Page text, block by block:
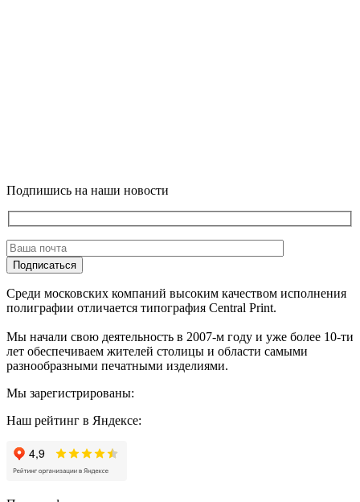
Подпишись на наши новости
Подписаться
Среди московских компаний высоким качеством исполнения
полиграфии отличается типография Central Print.
Мы начали свою деятельность в 2007-м году и уже более 10-ти
лет обеспечиваем жителей столицы и области самыми
разнообразными печатными изделиями.
Мы зарегистрированы:
Наш рейтинг в Яндексе: